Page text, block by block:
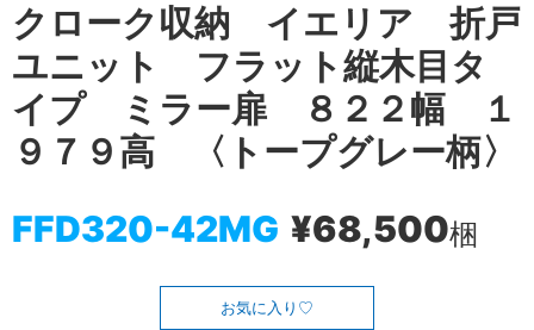
クローク収納 イエリア 折戸
ユニット フラット縦木目タ
イプ ミラー扉 ８２２幅 １
９７９高 〈トープグレー柄〉
FFD320-42MG ¥68,500梱
お気に入り